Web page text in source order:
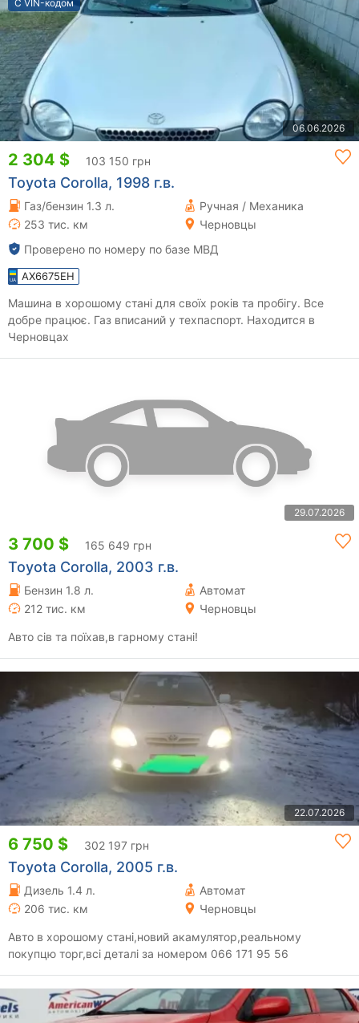
С VIN-кодом
06.06.2026
2 304 $ 103 150 грн
Toyota Corolla, 1998 г.в.
Газ/бензин 1.3 л.
Ручная / Механика
253 тис. км
Черновцы
Проверено по номеру по базе МВД
AX6675EH
Машина в хорошому стані для своїх років та пробігу. Все
добре працює. Газ вписаний у техпаспорт. Находится в
Черновцах
29.07.2026
3 700 $ 165 649 грн
Toyota Corolla, 2003 г.в.
Бензин 1.8 л.
Автомат
212 тис. км
Черновцы
Авто сів та поїхав,в гарному стані!
22.07.2026
6 750 $ 302 197 грн
Toyota Corolla, 2005 г.в.
Дизель 1.4 л.
Автомат
206 тис. км
Черновцы
Авто в хорошому стані,новий акамулятор,реальному
покупцю торг,всі деталі за номером 066 171 95 56